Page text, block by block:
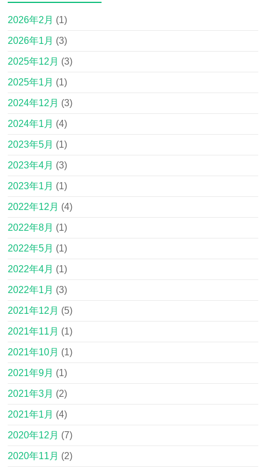
2026年2月 (1)
2026年1月 (3)
2025年12月 (3)
2025年1月 (1)
2024年12月 (3)
2024年1月 (4)
2023年5月 (1)
2023年4月 (3)
2023年1月 (1)
2022年12月 (4)
2022年8月 (1)
2022年5月 (1)
2022年4月 (1)
2022年1月 (3)
2021年12月 (5)
2021年11月 (1)
2021年10月 (1)
2021年9月 (1)
2021年3月 (2)
2021年1月 (4)
2020年12月 (7)
2020年11月 (2)